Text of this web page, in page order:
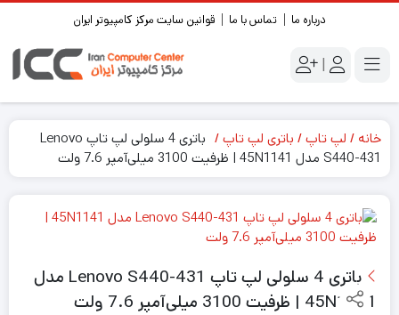
درباره ما تماس با ما قوانین سایت مرکز کامپیوتر ایران
|
خانه لپ تاپ باتری لپ تاپ
باتری 4 سلولی لپ تاپ Lenovo
S440-431 مدل 45N1141 | ظرفیت 3100 میلی‌آمپر 7.6 ولت
باتری 4 سلولی لپ تاپ Lenovo S440-431 مدل
45N1141 | ظرفیت 3100 میلی‌آمپر 7.6 ولت